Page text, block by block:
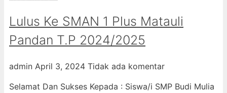
Lulus Ke SMAN 1 Plus Matauli
Pandan T.P 2024/2025
admin April 3, 2024 Tidak ada komentar
Selamat Dan Sukses Kepada : Siswa/i SMP Budi Mulia